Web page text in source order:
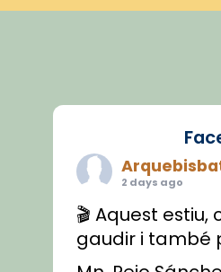
2 days ago
🎬 Aquest
gaudir i també